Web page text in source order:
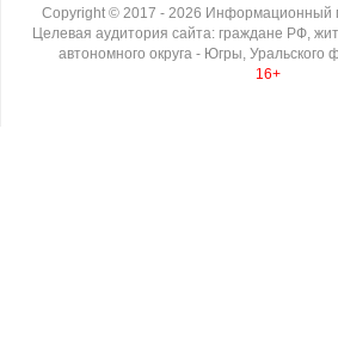
Copyright © 2017 - 2026 Информационный
Целевая аудитория сайта: граждане РФ,
автономного округа - Югры, Уральского
16+